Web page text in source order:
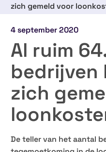
zich gemeld voor
4 september 2020
Al ruim
bedrijven
zich
De teller van het aantal